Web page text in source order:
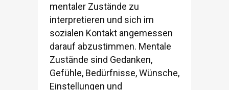
mentaler Zustände zu
interpretieren und sich im
sozialen Kontakt angemessen
darauf abzustimmen. Mentale
Zustände sind Gedanken,
Gefühle, Bedürfnisse, Wünsche,
Einstellungen und